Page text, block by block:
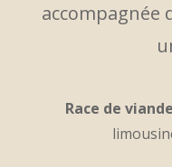
accompagnée
Race de